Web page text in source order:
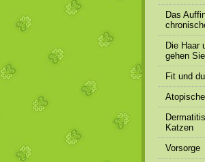
Das
Die Haar
gehen
Fit und
Katzen
Vorsorge